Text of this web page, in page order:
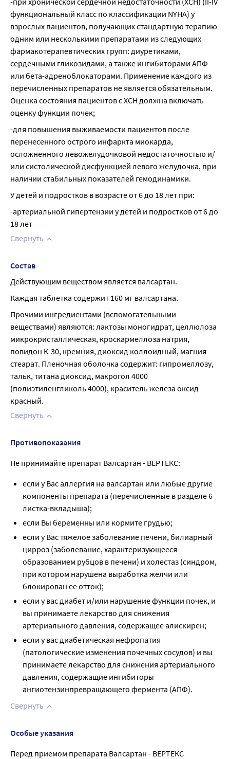
функциональный класс по классификации NYHA) у
взрослых пациентов, получающих стандартную терапию
одним или несколькими препаратами из следующих
фармакотерапевтических групп: диуретиками,
сердечными гликозидами, а также ингибиторами АПФ
или бета-адреноблокаторами. Применение каждого из
перечисленных препаратов не является обязательным.
Оценка состояния пациентов с ХСН должна включать
оценку функции почек;
-для повышения выживаемости пациентов после
перенесенного острого инфаркта миокарда,
осложненного левожелудочковой недостаточностью и/
или систолической дисфункцией левого желудочка, при
наличии стабильных показателей гемодинамики.
У детей и подростков в возрасте от 6 до 18 лет при:
-артериальной гипертензии у детей и подростков от 6 до
18 лет
Свернуть
Состав
Действующим веществом является валсартан.
Каждая таблетка содержит 160 мг валсартана.
Прочими ингредиентами (вспомогательными
веществами) являются: лактозы моногидрат, целлюлоза
микрокристаллическая, кроскармеллоза натрия,
повидон К-30, кремния, диоксид коллоидный, магния
стеарат. Пленочная оболочка содержит: гипромеллозу,
тальк, титана диоксид, макрогол 4000
(полиэтиленгликоль 4000), краситель железа оксид
красный.
Свернуть
Противопоказания
Не принимайте препарат Валсартан - ВЕРТЕКС:
если у Вас аллергия на валсартан или любые другие
компоненты препарата (перечисленные в разделе 6
листка-вкладыша);
если Вы беременны или кормите грудью;
если у Вас тяжелое заболевание печени, билиарный
цирроз (заболевание, характеризующееся
образованием рубцов в печени) и холестаз (синдром,
при котором нарушена выработка желчи или
блокирован ее отток);
если у вас диабет и/или нарушение функции почек, и
вы принимаете лекарство для снижения
артериального давления, содержащее алискирен;
если у вас диабетическая нефропатия
(патологические изменения почечных сосудов) и вы
принимаете лекарство для снижения артериального
давления, содержащие ингибиторы
ангиотензинпревращающего фермента (АПФ).
Свернуть
Особые указания
Перед приемом препарата Валсартан - ВЕРТЕКС